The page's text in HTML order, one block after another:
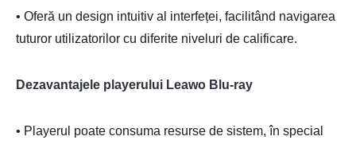
• Oferă un design intuitiv al interfeței, facilitând navigarea
tuturor utilizatorilor cu diferite niveluri de calificare.
Dezavantajele playerului Leawo Blu-ray
• Playerul poate consuma resurse de sistem, în special